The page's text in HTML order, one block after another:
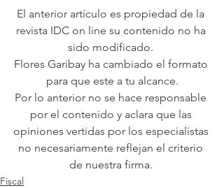
El anterior artículo es propiedad de la
revista IDC on line su contenido no ha
sido modificado.
Flores Garibay ha cambiado el formato
para que este a tu alcance.
Por lo anterior no se hace responsable
por el contenido y aclara que las
opiniones vertidas por los especialistas
no necesariamente reflejan el criterio
de nuestra firma.
Fiscal